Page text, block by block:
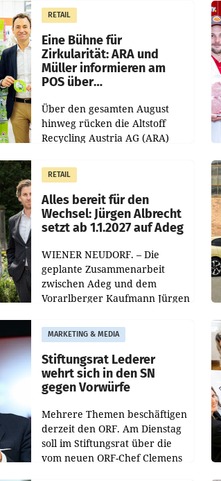
erwirtschaftet, was einem Plus
von 3,8 Prozent gegenüber
dem Vergleichszeitraum
RETAIL
Eine Bühne für
Zirkularität: ARA und
Müller informieren am
POS über
Über den gesamten August
hinweg rücken die Altstoff
Recycling Austria AG (ARA)
Müller die Initiative „Kreislauf-
Helden“ in allen
österreichischen Müller-Filialen
RETAIL
Alles bereit für den
Wechsel: Jürgen Albrecht
setzt ab 1.1.2027 auf Adeg
WIENER NEUDORF. – Die
geplante Zusammenarbeit
zwischen Adeg und dem
Vorarlberger Kaufmann Jürgen
freigegeben: Die
Bundeswettbewerbsbehörde
und der Bundeskartellanwalt
MARKETING & MEDIA
Stiftungsrat Lederer
wehrt sich in den SN
gegen Vorwürfe
Mehrere Themen beschäftigen
derzeit den ORF. Am Dienstag
soll im Stiftungsrat über die
vom neuen ORF-Chef Clemens